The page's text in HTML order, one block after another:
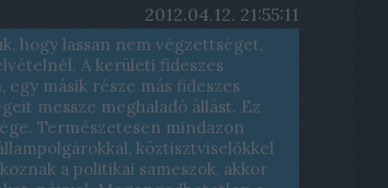
2012.04.12. 21:55:11
hogy lassan nem végzettséget,
A kerületi fideszes
másik része más fideszes
messze meghaladó állást. Ez
Természetesen mindazon
köztisztviselőkkel
a politikai sameszok, akkor